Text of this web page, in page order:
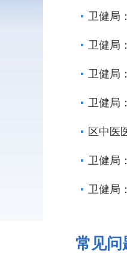
卫健局
卫健局
卫健局
卫健局
区中医
卫健局
卫健局
常见问